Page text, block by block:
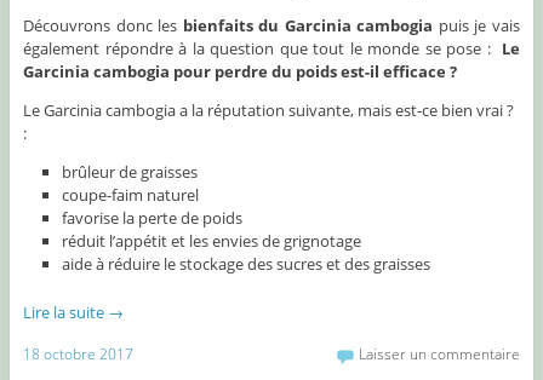
Découvrons donc les bienfaits du Garcinia cambogia puis je vais
également répondre à la question que tout le monde se pose : Le
Garcinia cambogia pour perdre du poids est-il efficace ?
Le Garcinia cambogia a la réputation suivante, mais est-ce bien vrai ?
:
brûleur de graisses
coupe-faim naturel
favorise la perte de poids
réduit l’appétit et les envies de grignotage
aide à réduire le stockage des sucres et des graisses
Lire la suite →
18 octobre 2017 Laisser un commentaire